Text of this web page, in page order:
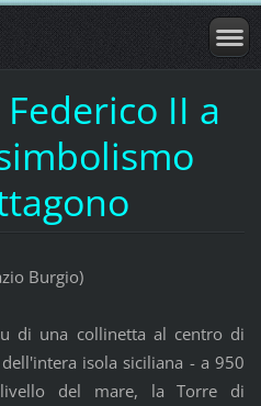
II a
Burgio)
di una collinetta al centro di
isola siciliana - a 950
del mare, la Torre di